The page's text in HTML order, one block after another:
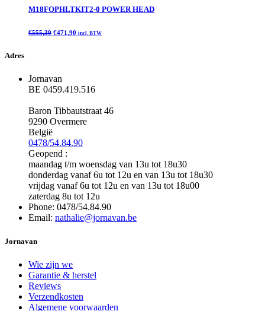
M18FOPHLTKIT2-0 POWER HEAD
€555,39 Oorspronkelijke
€471,90 Huidige
incl. BTW
Adres
Jornavan
BE 0459.419.516
Baron Tibbautstraat 46
9290 Overmere
België
0478/54.84.90
Geopend :
maandag t/m woensdag van 13u tot 18u30
donderdag vanaf 6u tot 12u en van 13u tot 18u30
vrijdag vanaf 6u tot 12u en van 13u tot 18u00
zaterdag 8u tot 12u
Phone: 0478/54.84.90
Email: nathalie@jornavan.be
Jornavan
Wie zijn we
Garantie & herstel
Reviews
Verzendkosten
Algemene voorwaarden